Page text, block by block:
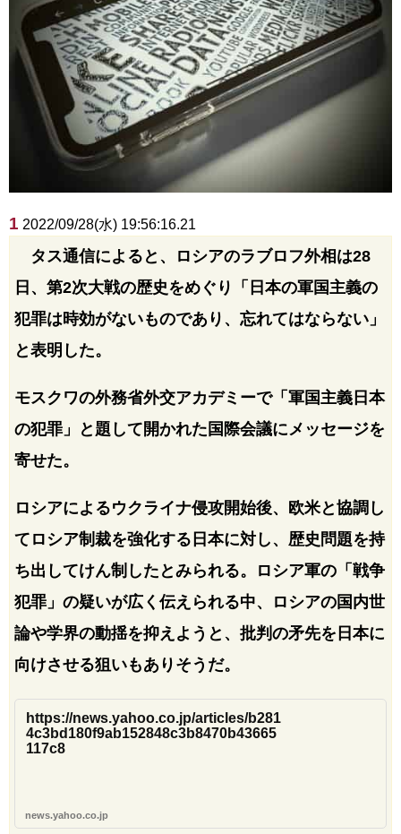
1 2022/09/28(水) 19:56:16.21
タス通信によると、ロシアのラブロフ外相は28
日、第2次大戦の歴史をめぐり「日本の軍国主義の
犯罪は時効がないものであり、忘れてはならない」
と表明した。
モスクワの外務省外交アカデミーで「軍国主義日本
の犯罪」と題して開かれた国際会議にメッセージを
寄せた。
ロシアによるウクライナ侵攻開始後、欧米と協調し
てロシア制裁を強化する日本に対し、歴史問題を持
ち出してけん制したとみられる。ロシア軍の「戦争
犯罪」の疑いが広く伝えられる中、ロシアの国内世
論や学界の動揺を抑えようと、批判の矛先を日本に
向けさせる狙いもありそうだ。
https://news.yahoo.co.jp/articles/b281
4c3bd180f9ab152848c3b8470b43665
117c8
news.yahoo.co.jp